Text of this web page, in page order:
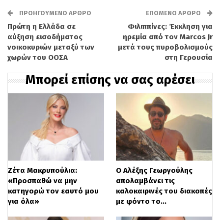
το The Club αναβιώνει την
Κωνσταντινούπολη με μοναδική
κινηματογραφική λάμψη, ενώ το
Μεσάνυχτα στο Πέρα Παλάς συνδυάζει το
ιστορικό μυστήριο με το ταξίδι στον
χρόνο, μεταφέροντας τους θεατές στο
Για μια πιο σκοτεινή προσέγγιση, το
Φατμά εξερευνά τον κόσμο του
εγκλήματος μέσα από τα μάτια μιας
καθαρίστριας που ψάχνει τον
εξαφανισμένο σύζυγό της. Αντίστοιχα, στο
ΠΡΟΗΓΟΎΜΕΝΟ ΆΡΘΡΟ
Πρώτη η Ελλάδα σε
αύξηση εισοδήματος
νοικοκυριών μεταξύ των
χωρών του ΟΟΣΑ
ΕΠΌΜΕΝΟ ΆΡΘΡΟ
Φιλιππίνες: Έκκληση για
ηρεμία από τον Marcos Jr
μετά τους πυροβολισμούς
στη Γερουσία
Μπορεί επίσης να σας αρέσει
Ζέτα Μακρυπούλια:
«Προσπαθώ να μην
κατηγορώ τον εαυτό μου
για όλα»
Ο Αλέξης Γεωργούλης
απολαμβάνει τις
καλοκαιρινές του διακοπές
με φόντο το…